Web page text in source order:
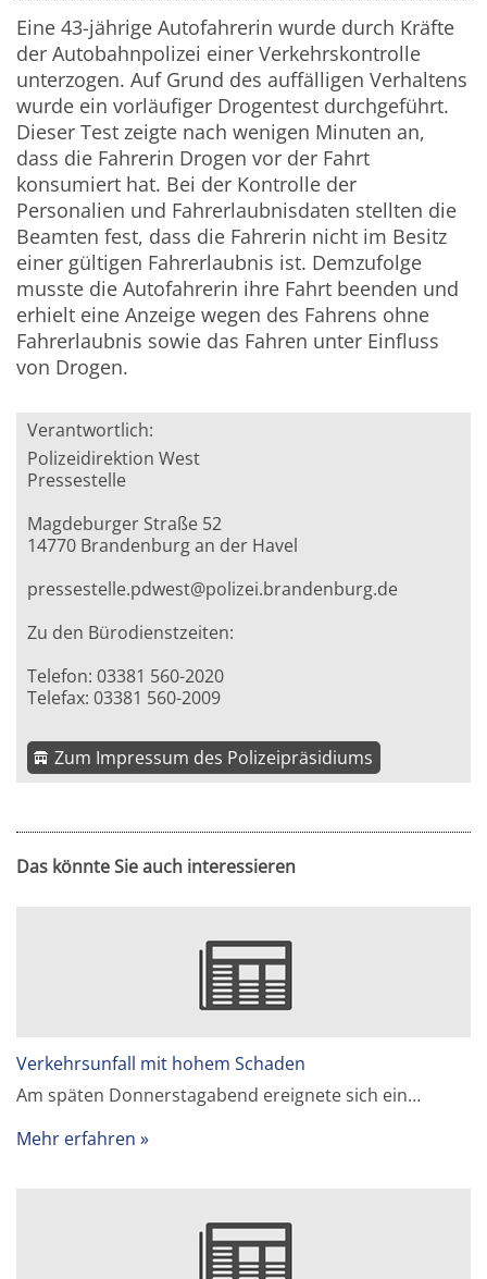
Eine 43-jährige Autofahrerin wurde durch Kräfte
der Autobahnpolizei einer Verkehrskontrolle
unterzogen. Auf Grund des auffälligen Verhaltens
wurde ein vorläufiger Drogentest durchgeführt.
Dieser Test zeigte nach wenigen Minuten an,
dass die Fahrerin Drogen vor der Fahrt
konsumiert hat. Bei der Kontrolle der
Personalien und Fahrerlaubnisdaten stellten die
Beamten fest, dass die Fahrerin nicht im Besitz
einer gültigen Fahrerlaubnis ist. Demzufolge
musste die Autofahrerin ihre Fahrt beenden und
erhielt eine Anzeige wegen des Fahrens ohne
Fahrerlaubnis sowie das Fahren unter Einfluss
von Drogen.
Verantwortlich:
Polizeidirektion West
Pressestelle
Magdeburger Straße 52
14770 Brandenburg an der Havel
pressestelle.pdwest@polizei.brandenburg.de
Zu den Bürodienstzeiten:
Telefon: 03381 560-2020
Telefax: 03381 560-2009
Zum Impressum des Polizeipräsidiums
Das könnte Sie auch interessieren
Verkehrsunfall mit hohem Schaden
Am späten Donnerstagabend ereignete sich ein…
Mehr erfahren